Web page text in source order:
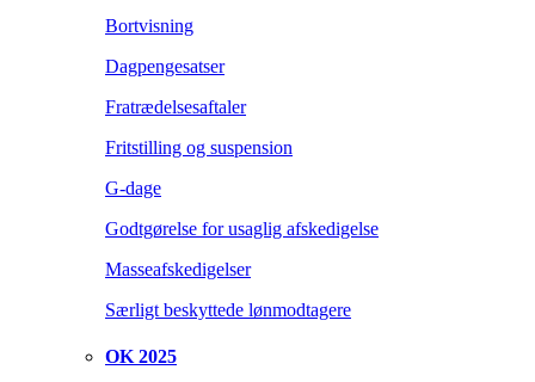
Bortvisning
Dagpengesatser
Fratrædelsesaftaler
Fritstilling og suspension
G-dage
Godtgørelse for usaglig afskedigelse
Masseafskedigelser
Særligt beskyttede lønmodtagere
OK 2025